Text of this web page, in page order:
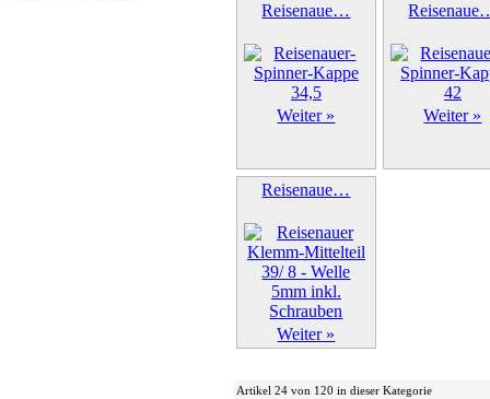
Reisenaue…
Weiter » Weiter »
Reisenaue…
Weiter »
Artikel 24 von 120 in dieser Kategorie